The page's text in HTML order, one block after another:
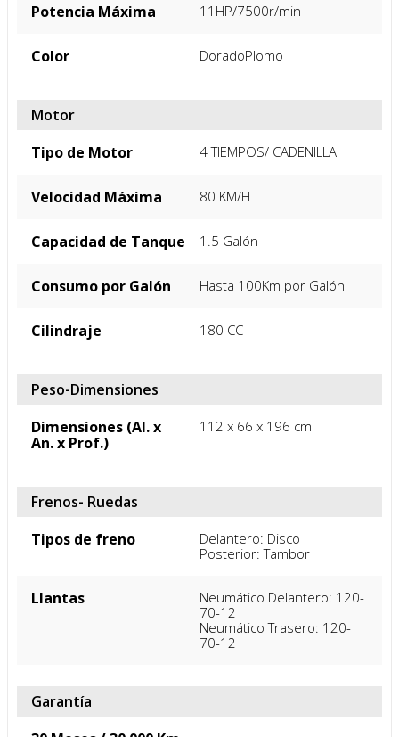
Potencia Máxima 11HP/7500r/min
Color DoradoPlomo
Motor
Tipo de Motor
4 TIEMPOS/ CADENILLA
Velocidad Máxima 80 KM/H
Capacidad de Tanque 1.5 Galón
Consumo por Galón Hasta 100Km por Galón
Cilindraje 180 CC
Peso-Dimensiones
Dimensiones (Al. x
An. x Prof.)
112 x 66 x 196 cm
Frenos- Ruedas
Tipos de freno
Delantero: Disco
Posterior: Tambor
Llantas
Neumático Delantero: 120-
70-12
Neumático Trasero: 120-
70-12
Garantía